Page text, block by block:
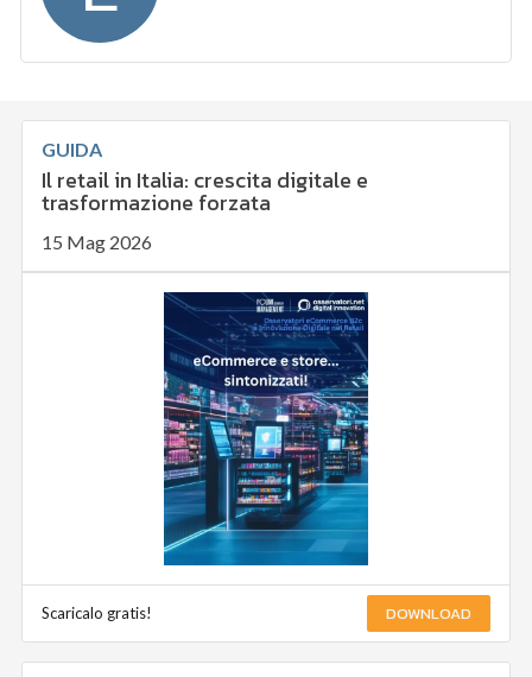
GUIDA
Il retail in Italia: crescita digitale e
trasformazione forzata
15 Mag 2026
Scaricalo gratis! DOWNLOAD